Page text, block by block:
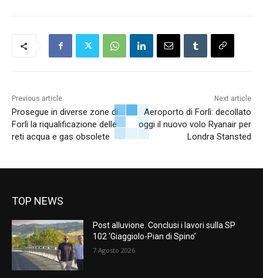
Previous article
Prosegue in diverse zone di
Forlì la riqualificazione delle
reti acqua e gas obsolete
Next article
Aeroporto di Forlì: decollato
oggi il nuovo volo Ryanair per
Londra Stansted
TOP NEWS
Post alluvione. Conclusi i lavori sulla SP
102 ‘Giaggiolo-Pian di Spino’
7 Agosto 2026